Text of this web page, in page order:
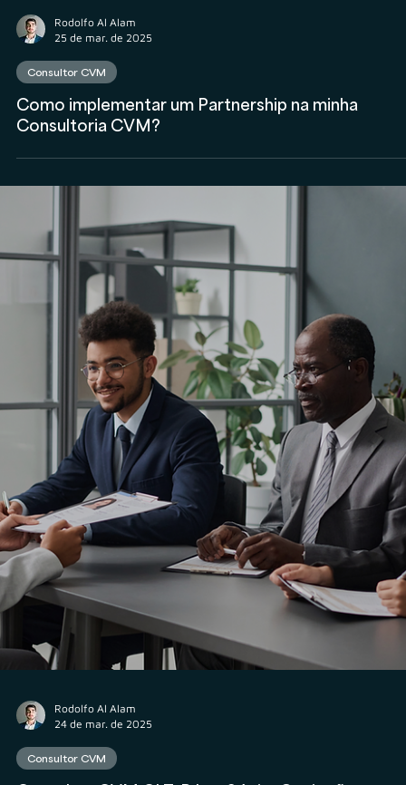
Rodolfo Al Alam
25 de mar. de 2025
Consultor CVM
Como implementar um Partnership na minha
Consultoria CVM?